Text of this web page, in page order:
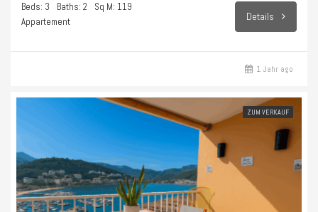
Beds: 3 Baths: 2
Sq M: 119
Appartement
Details
1 Jahr ago
ZUM VERKAUF